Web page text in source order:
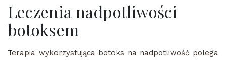
Leczenia nadpotliwości
botoksem
Terapia wykorzystująca botoks na nadpotliwość polega